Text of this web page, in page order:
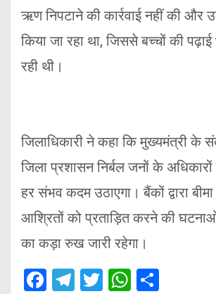
ऋण निपटाने की कार्रवाई नहीं की और
किया जा रहा था, जिससे बच्चों की पढ़ाई
रही थी।
जिलाधिकारी ने कहा कि मुख्यमंत्री के
जिला प्रशासन निर्बल जनों के अधिकारों
हर संभव कदम उठाएगा। बैंकों द्वारा
आश्रितों को प्रताड़ित करने की
का कड़ा रुख जारी रहेगा।
F
T
T
W